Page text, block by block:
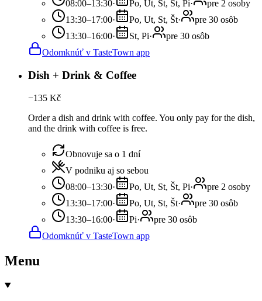
08:00–13:30· Po, Ut, St, Št, Pi·
pre 2 osoby
13:30–17:00· Po, Ut, St, Št·
pre 30 osôb
13:30–16:00· St, Pi·
pre 30 osôb
Odomknúť v TasteTown app
Dish + Drink & Coffee
−135 Kč
Order a dish and drink with coffee. You only pay for the dish,
and the drink with coffee is free.
Obnovuje sa o 1 dní
V podniku aj so sebou
08:00–13:30· Po, Ut, St, Št, Pi·
pre 2 osoby
13:30–17:00· Po, Ut, St, Št·
pre 30 osôb
13:30–16:00· Pi·
pre 30 osôb
Odomknúť v TasteTown app
Menu